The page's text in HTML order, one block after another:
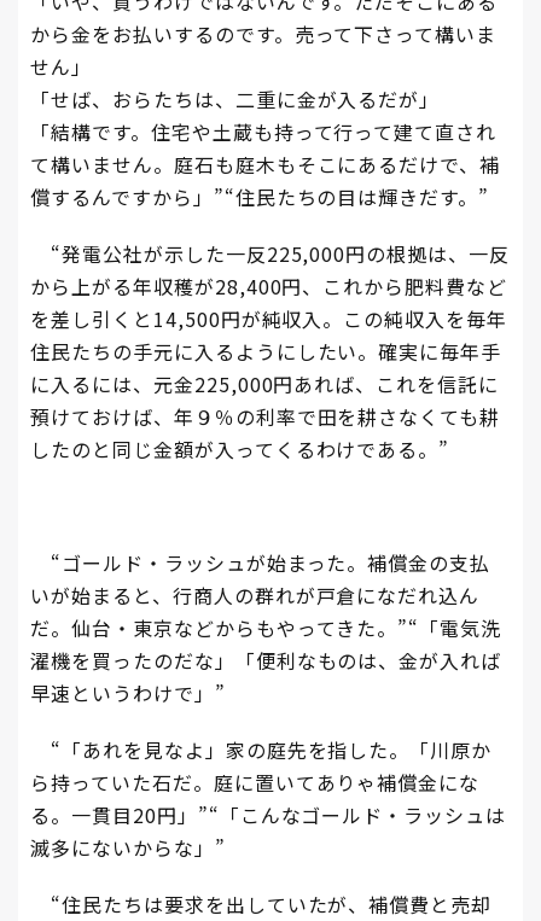
から金をお払いするのです。売って下さって構いま
せん」
「せば、おらたちは、二重に金が入るだが」
「結構です。住宅や土蔵も持って行って建て直され
て構いません。庭石も庭木もそこにあるだけで、補
償するんですから」”“住民たちの目は輝きだす。”
“発電公社が示した一反225,000円の根拠は、一反
から上がる年収穫が28,400円、これから肥料費など
を差し引くと14,500円が純収入。この純収入を毎年
住民たちの手元に入るようにしたい。確実に毎年手
に入るには、元金225,000円あれば、これを信託に
預けておけば、年９％の利率で田を耕さなくても耕
したのと同じ金額が入ってくるわけである。”
“ゴールド・ラッシュが始まった。補償金の支払
いが始まると、行商人の群れが戸倉になだれ込ん
だ。仙台・東京などからもやってきた。”“「電気洗
濯機を買ったのだな」「便利なものは、金が入れば
早速というわけで」”
“「あれを見なよ」家の庭先を指した。「川原か
ら持っていた石だ。庭に置いてありゃ補償金にな
る。一貫目20円」”“「こんなゴールド・ラッシュは
滅多にないからな」”
“住民たちは要求を出していたが、補償費と売却